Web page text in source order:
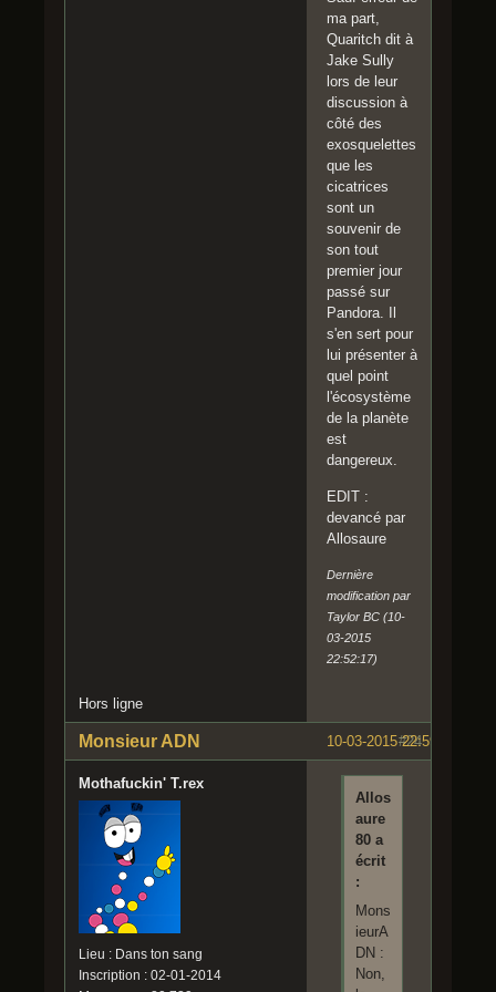
ma part,
Quaritch dit à
Jake Sully
lors de leur
discussion à
côté des
exosquelettes
que les
cicatrices
sont un
souvenir de
son tout
premier jour
passé sur
Pandora. Il
s'en sert pour
lui présenter à
quel point
l'écosystème
de la planète
est
dangereux.
EDIT :
devancé par
Allosaure
Dernière
modification par
Taylor BC (10-
03-2015
22:52:17)
Hors ligne
#24
10-03-2015 22:59:28
Monsieur ADN
Mothafuckin' T.rex
Lieu : Dans ton sang
Inscription : 02-01-2014
Allos
aure
80 a
écrit
:
Mons
ieurA
DN :
Non,